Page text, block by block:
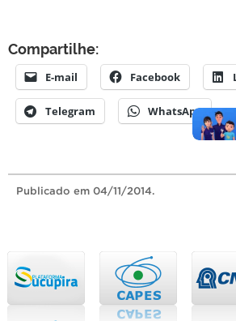
Compartilhe:
E-mail Facebook
Telegram WhatsApp
Publicado em 04/11/2014.